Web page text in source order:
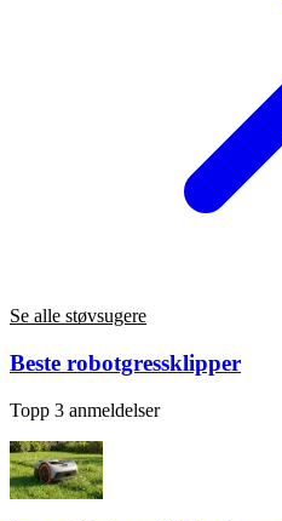
Se alle støvsugere
Beste robotgressklipper
Topp 3 anmeldelser